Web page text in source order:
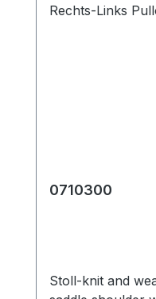
0710300
Stoll-knit and